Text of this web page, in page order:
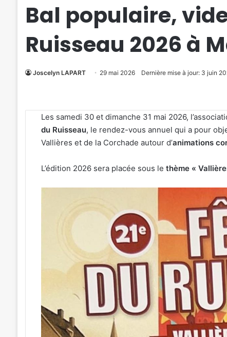
Bal populaire,
Ruisseau 2026 à
Joscelyn LAPART 29 mai 2026 Dernière mise à jour: 3 juin
Les samedi 30 et dimanche 31 mai 2026,
du Ruisseau, le rendez-vous annuel qui a pour
Vallières et de la Corchade autour d’animations
L’édition 2026 sera placée sous le thème «
soirées
concerts
prévues
à